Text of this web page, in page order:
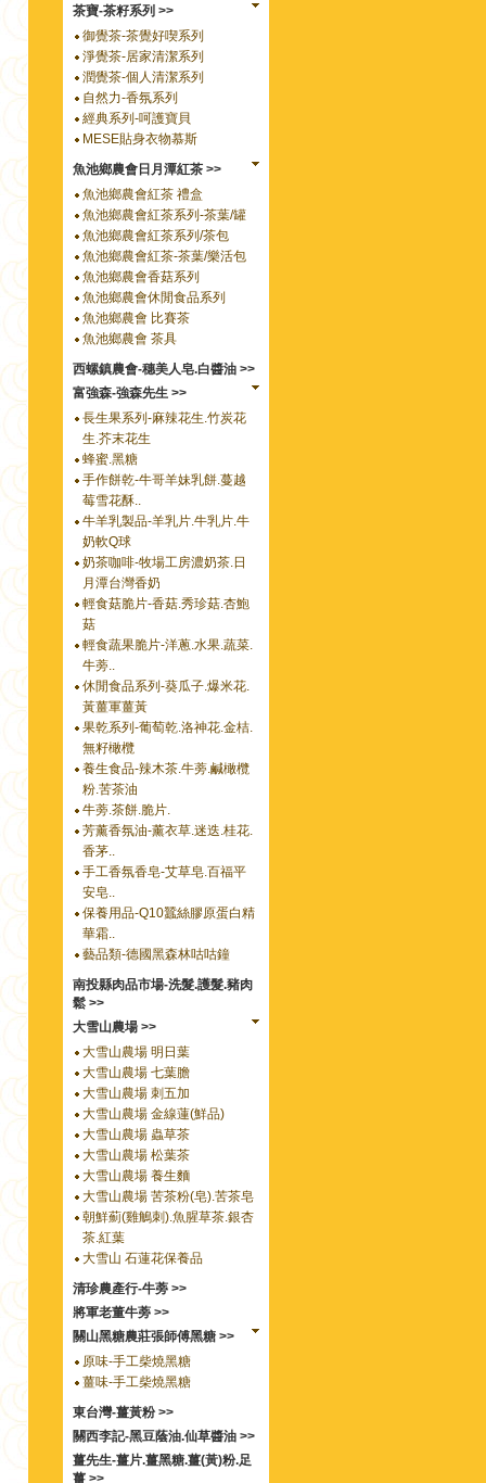
茶寶-茶籽系列 >>
御覺茶-茶覺好喫系列
淨覺茶-居家清潔系列
潤覺茶-個人清潔系列
自然力-香氛系列
經典系列-呵護寶貝
MESE貼身衣物慕斯
魚池鄉農會日月潭紅茶 >>
魚池鄉農會紅茶 禮盒
魚池鄉農會紅茶系列-茶葉/罐
魚池鄉農會紅茶系列/茶包
魚池鄉農會紅茶-茶葉/樂活包
魚池鄉農會香菇系列
魚池鄉農會休閒食品系列
魚池鄉農會 比賽茶
魚池鄉農會 茶具
西螺鎮農會-穗美人皂.白醬油 >>
富強森-強森先生 >>
長生果系列-麻辣花生.竹炭花
生.芥末花生
蜂蜜.黑糖
手作餅乾-牛哥羊妹乳餅.蔓越
莓雪花酥..
牛羊乳製品-羊乳片.牛乳片.牛
奶軟Q球
奶茶咖啡-牧場工房濃奶茶.日
月潭台灣香奶
輕食菇脆片-香菇.秀珍菇.杏鮑
菇
輕食蔬果脆片-洋蔥.水果.蔬菜.
牛蒡..
休閒食品系列-葵瓜子.爆米花.
黃薑軍薑黃
果乾系列-葡萄乾.洛神花.金桔.
無籽橄欖
養生食品-辣木茶.牛蒡.鹹橄欖
粉.苦茶油
牛蒡.茶餅.脆片.
芳薰香氛油-薰衣草.迷迭.桂花.
香茅..
手工香氛香皂-艾草皂.百福平
安皂..
保養用品-Q10蠶絲膠原蛋白精
華霜..
藝品類-德國黑森林咕咕鐘
南投縣肉品市場-洗髮.護髮.豬肉
鬆 >>
大雪山農場 >>
大雪山農場 明日葉
大雪山農場 七葉膽
大雪山農場 刺五加
大雪山農場 金線蓮(鮮品)
大雪山農場 蟲草茶
大雪山農場 松葉茶
大雪山農場 養生麵
大雪山農場 苦茶粉(皂).苦茶皂
朝鮮薊(雞鵤刺).魚腥草茶.銀杏
茶.紅葉
大雪山 石蓮花保養品
清珍農產行-牛蒡 >>
將軍老董牛蒡 >>
關山黑糖農莊張師傅黑糖 >>
原味-手工柴燒黑糖
薑味-手工柴燒黑糖
東台灣-薑黃粉 >>
關西李記-黑豆蔭油.仙草醬油 >>
薑先生-薑片.薑黑糖.薑(黃)粉.足
薑 >>